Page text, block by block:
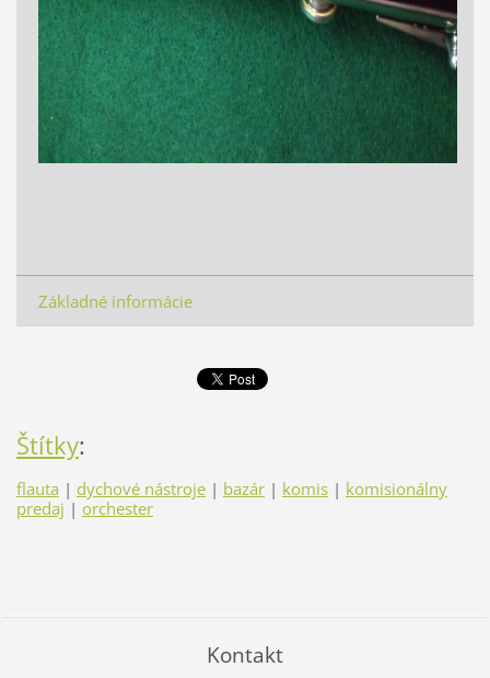
Základné informácie
Štítky:
flauta | dychové nástroje | bazár | komis | komisionálny
predaj | orchester
Kontakt